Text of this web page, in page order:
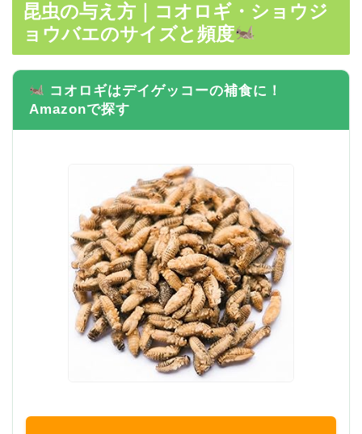
昆虫の与え方｜コオロギ・ショウジ
ョウバエのサイズと頻度
コオロギはデイゲッコーの補食に！
Amazonで探す